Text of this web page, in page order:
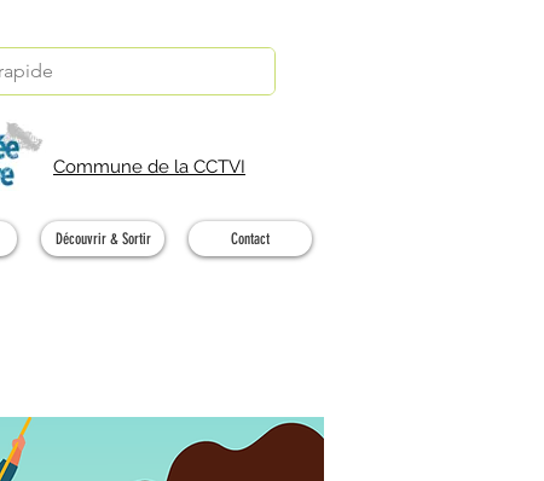
Commune de la CCTVI
Découvrir & Sortir Contact